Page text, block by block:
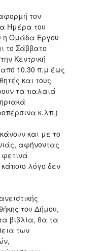
τον
Ημέρα του
η Ομάδα Έργου
το Σάββατο
Κεντρική
10.30 π.μ έως
και τους
τα παλαιά
κ.λπ.)
και με το
αφήνοντας
φετινά
λόγο δεν
του Δήμου,
βιβλία, θα τα
των